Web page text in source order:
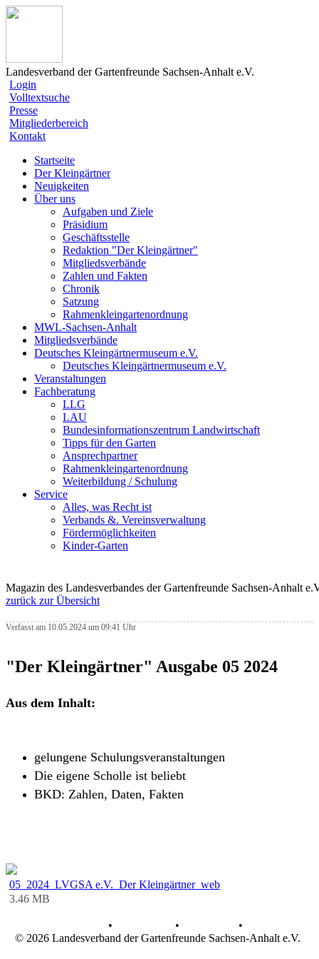
Landesverband der Gartenfreunde Sachsen-Anhalt e.V.
Login
Volltextsuche
Presse
Mitgliederbereich
Kontakt
Startseite
Der Kleingärtner
Neuigkeiten
Über uns
Aufgaben und Ziele
Präsidium
Geschäftsstelle
Redaktion "Der Kleingärtner"
Mitgliedsverbände
Zahlen und Fakten
Chronik
Satzung
Rahmenkleingartenordnung
MWL-Sachsen-Anhalt
Mitgliedsverbände
Deutsches Kleingärtnermuseum e.V.
Deutsches Kleingärtnermuseum e.V.
Veranstaltungen
Fachberatung
LLG
LAU
Bundesinformationszentrum Landwirtschaft
Tipps für den Garten
Ansprechpartner
Rahmenkleingartenordnung
Weiterbildung / Schulung
Service
Alles, was Recht ist
Verbands &. Vereinsverwaltung
Fördermöglichkeiten
Kinder-Garten
Magazin des Landesverbandes der Gartenfreunde Sachsen-Anhalt
zurück zur Übersicht
Verfasst am 10.05.2024 um 09:41 Uhr
"Der Kleingärtner" Ausgabe 05 2024
Aus dem Inhalt:
gelungene Schulungsveranstaltungen
Die eigene Scholle ist beliebt
BKD: Zahlen, Daten, Fakten
05_2024_LVGSA e.V._Der Kleingärtner_web
3.46 MB
• •
•
© 2026 Landesverband der Gartenfreunde Sachsen-Anhalt e.V.